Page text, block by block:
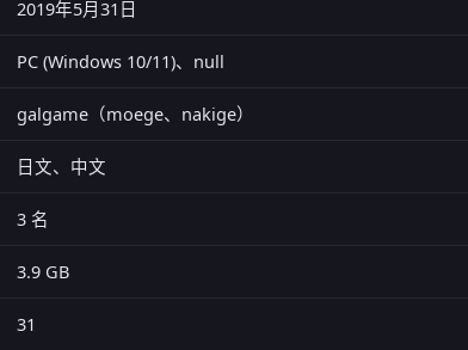
2019年5月31日
PC (Windows 10/11)、null
galgame（moege、nakige）
日文、中文
3 名
3.9 GB
31